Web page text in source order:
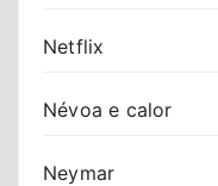
Netflix
Névoa e calor
Neymar